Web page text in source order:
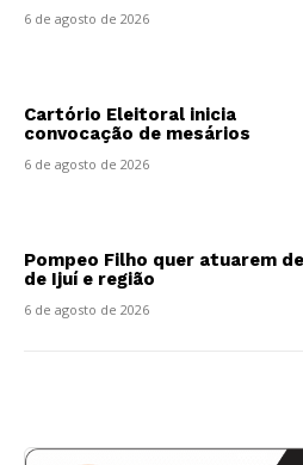
6 de agosto de 2026
Cartório Eleitoral inicia
convocação de mesários
6 de agosto de 2026
Pompeo Filho quer atuarem
de Ijuí e região
6 de agosto de 2026